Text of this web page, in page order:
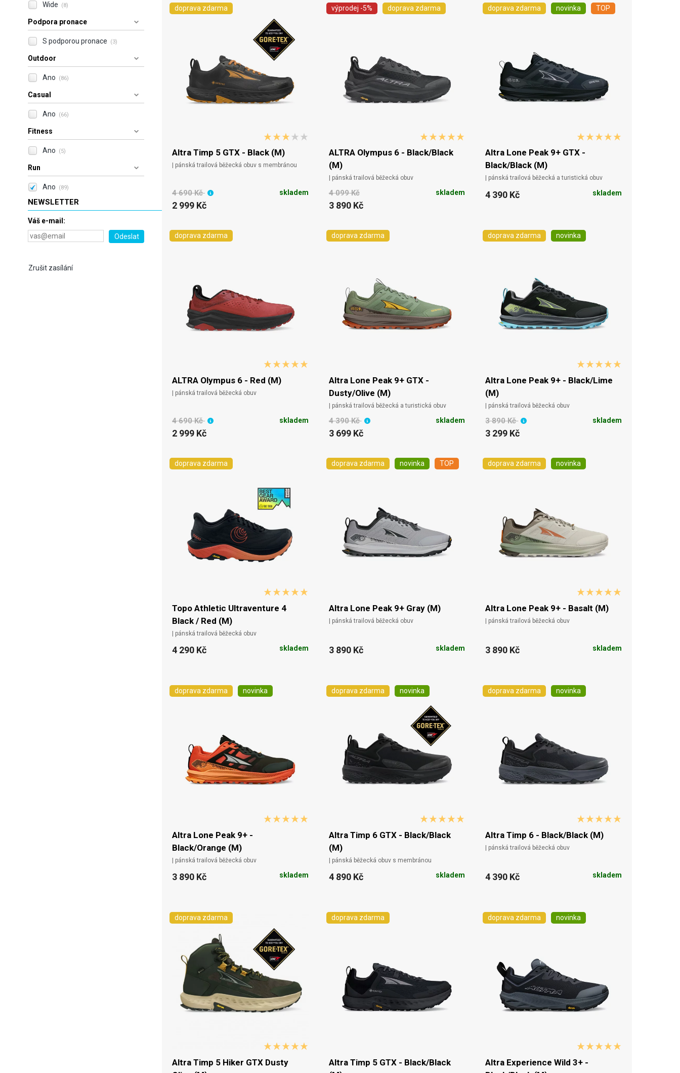
Wide (8)
Podpora pronace
S podporou pronace (3)
Outdoor
Ano (86)
Casual
Ano (66)
Fitness
Ano (5)
Run
Ano (89)
NEWSLETTER
Váš e-mail:
Zrušit zasílání
doprava zdarma
Altra Timp 5 GTX - Black (M)
| pánská trailová běžecká obuv s membránou
4 690 Kč
2 999 Kč
skladem
výprodej -5% doprava zdarma
ALTRA Olympus 6 - Black/Black
(M)
| pánská trailová běžecká obuv
4 099 Kč
3 890 Kč
skladem
doprava zdarma novinka TOP
Altra Lone Peak 9+ GTX -
Black/Black (M)
| pánská trailová běžecká a turistická obuv
4 390 Kč skladem
doprava zdarma
ALTRA Olympus 6 - Red (M)
| pánská trailová běžecká obuv
4 690 Kč
2 999 Kč
skladem
doprava zdarma
Altra Lone Peak 9+ GTX -
Dusty/Olive (M)
| pánská trailová běžecká a turistická obuv
4 390 Kč
3 699 Kč
skladem
doprava zdarma novinka
Altra Lone Peak 9+ - Black/Lime
(M)
| pánská trailová běžecká obuv
3 890 Kč
3 299 Kč
skladem
doprava zdarma
Topo Athletic Ultraventure 4
Black / Red (M)
| pánská trailová běžecká obuv
4 290 Kč skladem
doprava zdarma novinka TOP
Altra Lone Peak 9+ Gray (M)
| pánská trailová běžecká obuv
3 890 Kč skladem
doprava zdarma novinka
Altra Lone Peak 9+ - Basalt (M)
| pánská trailová běžecká obuv
3 890 Kč skladem
doprava zdarma novinka
Altra Lone Peak 9+ -
Black/Orange (M)
| pánská trailová běžecká obuv
3 890 Kč skladem
doprava zdarma novinka
Altra Timp 6 GTX - Black/Black
(M)
| pánská běžecká obuv s membránou
4 890 Kč skladem
doprava zdarma novinka
Altra Timp 6 - Black/Black (M)
| pánská trailová běžecká obuv
4 390 Kč skladem
doprava zdarma
Altra Timp 5 Hiker GTX Dusty
doprava zdarma
Altra Timp 5 GTX - Black/Black
doprava zdarma novinka
Altra Experience Wild 3+ -